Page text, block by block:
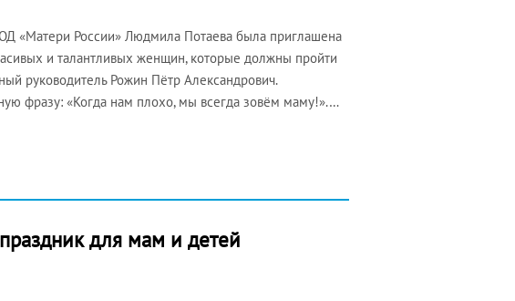
«Матери России» Людмила Потаева была приглашена
и талантливых женщин, которые должны пройти
руководитель Рожин Пётр Александрович.
фразу: «Когда нам плохо, мы всегда зовём маму!».…
для мам и детей